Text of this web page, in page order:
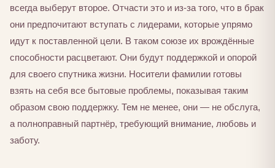
всегда выберут второе. Отчасти это и из-за того, что в брак
они предпочитают вступать с лидерами, которые упрямо
идут к поставленной цели. В таком союзе их врождённые
способности расцветают. Они будут поддержкой и опорой
для своего спутника жизни. Носители фамилии готовы
взять на себя все бытовые проблемы, показывая таким
образом свою поддержку. Тем не менее, они — не обслуга,
а полноправный партнёр, требующий внимание, любовь и
заботу.